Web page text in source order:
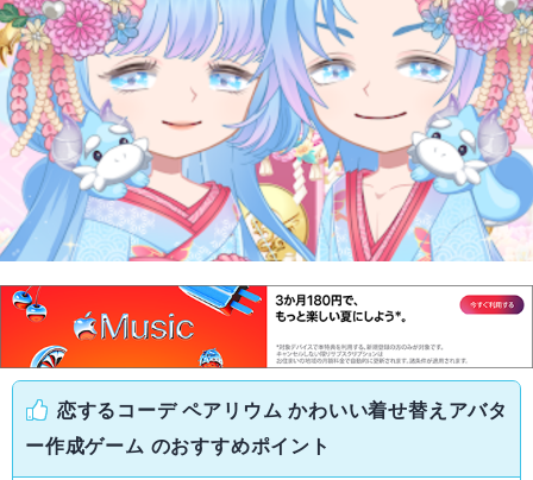
恋するコーデ ペアリウム かわいい着せ替えアバタ
ー作成ゲーム のおすすめポイント